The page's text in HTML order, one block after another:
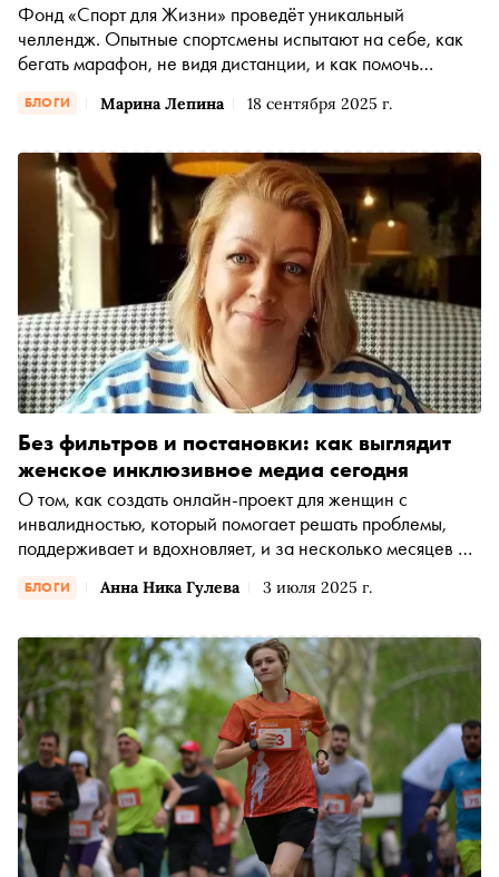
БЛОГИ Марина Лепина 18 сентября 2025 г.
Фонд «Спорт для Жизни» проведёт уникальный
челлендж. Опытные спортсмены испытают на себе, как
бегать марафон, не видя дистанции, и как помочь
БЛОГИ Анна Ника Гулева 3 июля 2025 г.
Без фильтров и постановки: как выглядит
женское инклюзивное медиа сегодня
О том, как создать онлайн-проект для женщин с
инвалидностью, который помогает решать проблемы,
поддерживает и вдохновляет, и за несколько месяцев из
своими традициями, встречами и собственным журналом
социальным журналистом Анной Спасской